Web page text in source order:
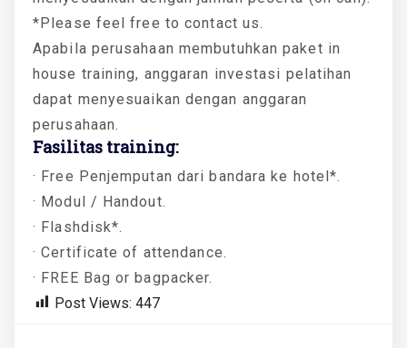
*Please feel free to contact us.
Apabila perusahaan membutuhkan paket in
house training, anggaran investasi pelatihan
dapat menyesuaikan dengan anggaran
perusahaan.
Fasilitas training:
· Free Penjemputan dari bandara ke hotel*.
· Modul / Handout.
· Flashdisk*.
· Certificate of attendance.
· FREE Bag or bagpacker.
Post Views: 447